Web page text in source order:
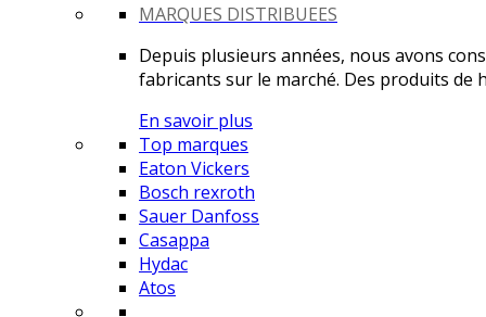
MARQUES DISTRIBUEES
Depuis plusieurs années, nous avons
fabricants sur le marché. Des produits de
En savoir plus
Top marques
Eaton Vickers
Bosch rexroth
Sauer Danfoss
Casappa
Hydac
Atos